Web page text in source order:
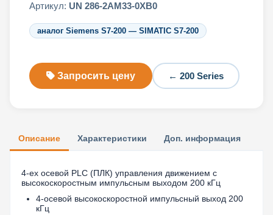
Артикул: UN 286-2AM33-0XB0
аналог Siemens S7-200 — SIMATIC S7-200
Запросить цену ← 200 Series
Описание Характеристики Доп. информация
4-ех осевой PLC (ПЛК) управления движением с
высокоскоростным импульсным выходом 200 кГц
4-осевой высокоскоростной импульсный выход 200
кГц